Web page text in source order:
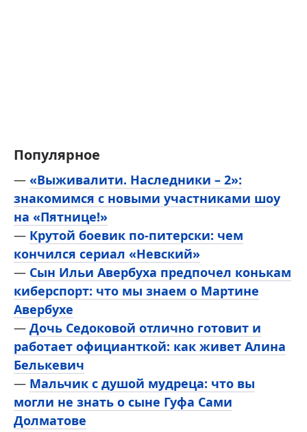
Популярное
— «Выживалити. Наследники – 2»:
знакомимся с новыми участниками шоу
на «Пятнице!»
— Крутой боевик по-питерски: чем
кончился сериал «Невский»
— Сын Ильи Авербуха предпочел конькам
киберспорт: что мы знаем о Мартине
Авербухе
— Дочь Седоковой отлично готовит и
работает официанткой: как живет Алина
Белькевич
— Мальчик с душой мудреца: что вы
могли не знать о сыне Гуфа Сами
Долматове